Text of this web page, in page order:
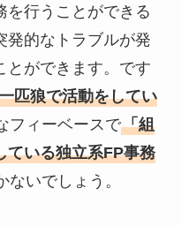
を行うことができる
発的なトラブルが発
とができます。です
匹狼で活動をしてい
フィーベースで「組
ている独立系FP事務
いでしょう。